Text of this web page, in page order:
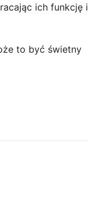
ich funkcję i
to być świetny